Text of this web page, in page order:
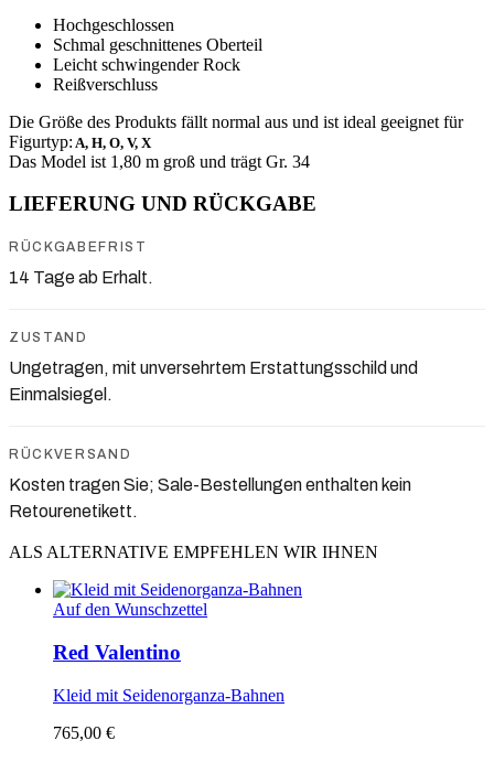
Hochgeschlossen
Schmal geschnittenes Oberteil
Leicht schwingender Rock
Reißverschluss
Die Größe des Produkts fällt normal aus und ist ideal geeignet für
Figurtyp: A, H, O, V, X
Das Model ist 1,80 m groß und trägt Gr. 34
LIEFERUNG UND RÜCKGABE
RÜCKGABEFRIST
14 Tage ab Erhalt.
ZUSTAND
Ungetragen, mit unversehrtem Erstattungsschild und
Einmalsiegel.
RÜCKVERSAND
Kosten tragen Sie; Sale-Bestellungen enthalten kein
Retourenetikett.
ALS ALTERNATIVE EMPFEHLEN WIR IHNEN
Auf den Wunschzettel
Red Valentino
Kleid mit Seidenorganza-Bahnen
765,00 €